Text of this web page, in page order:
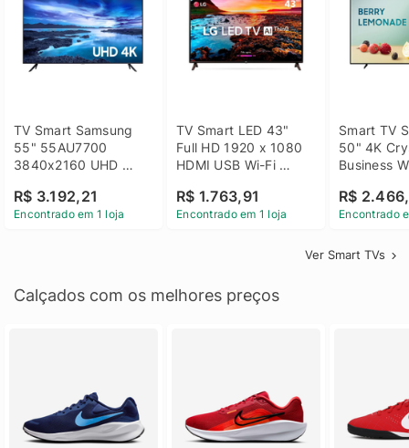
TV Smart Samsung
55" 55AU7700
3840x2160 UHD
Bluetooth
R$ 3.192,21
Encontrado em 1 loja
TV Smart LED 43"
Full HD 1920 x 1080
HDMI USB Wi-Fi
43LM631C0SB LG
R$ 1.763,91
Encontrado em 1 loja
Smart TV
50" 4K
Business
R$
Encontrado
Ver Smart TVs
Calçados com os melhores preços